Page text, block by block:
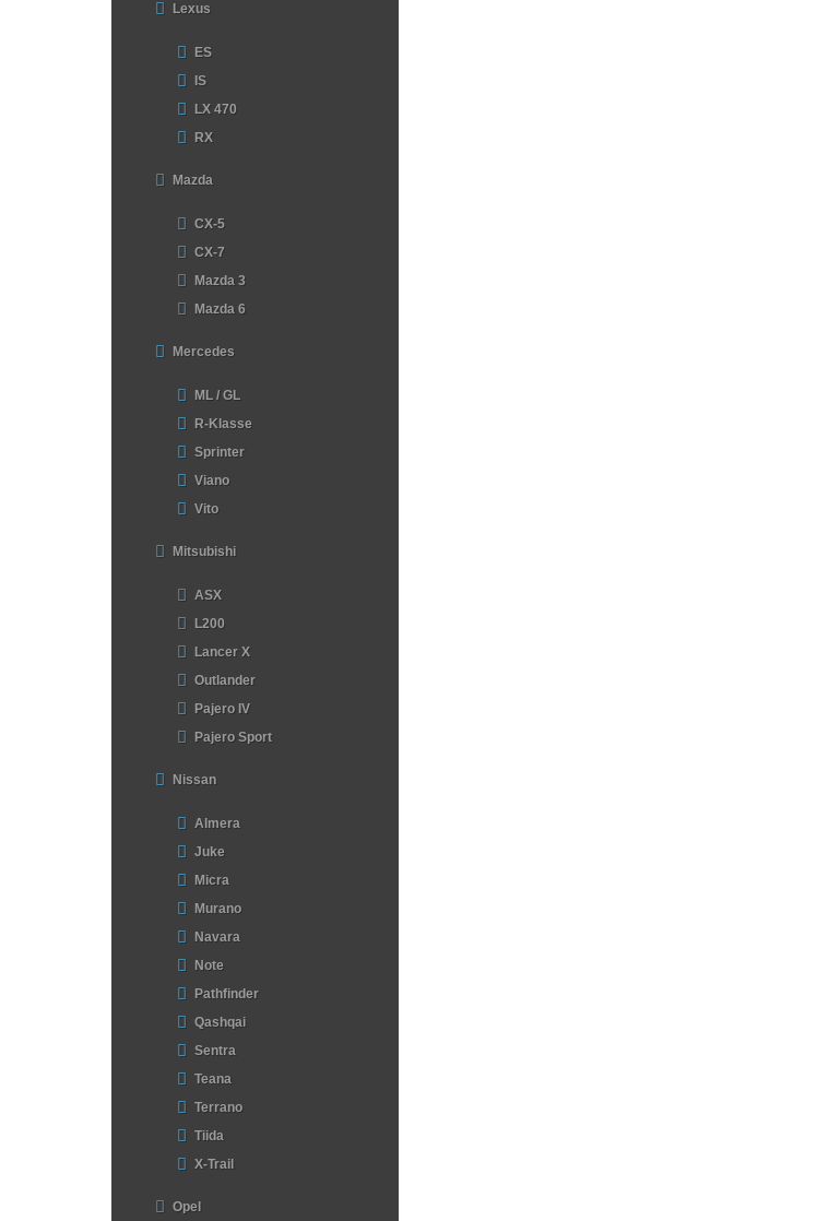
Lexus
ES
IS
LX 470
RX
Mazda
CX-5
CX-7
Mazda 3
Mazda 6
Mercedes
ML / GL
R-Klasse
Sprinter
Viano
Vito
Mitsubishi
ASX
L200
Lancer X
Outlander
Pajero IV
Pajero Sport
Nissan
Almera
Juke
Micra
Murano
Navara
Note
Pathfinder
Qashqai
Sentra
Teana
Terrano
Tiida
X-Trail
Opel